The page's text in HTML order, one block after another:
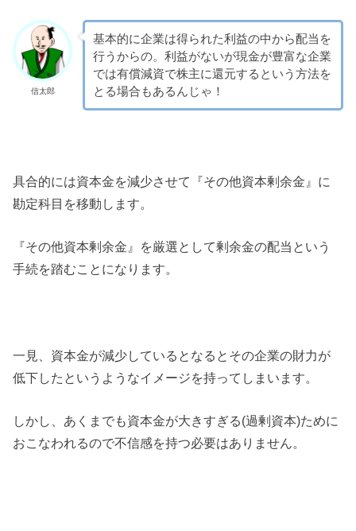
信太郎
基本的に企業は得られた利益の中から配当を
行うからの。利益がないが現金が豊富な企業
では有償減資で株主に還元するという方法を
とる場合もあるんじゃ！
具合的には資本金を減少させて『その他資本剰余金』に
勘定科目を移動します。
『その他資本剰余金』を厳選として剰余金の配当という
手続を踏むことになります。
一見、資本金が減少しているとなるとその企業の財力が
低下したというようなイメージを持ってしまいます。
しかし、あくまでも資本金が大きすぎる(過剰資本)ために
おこなわれるので不信感を持つ必要はありません。